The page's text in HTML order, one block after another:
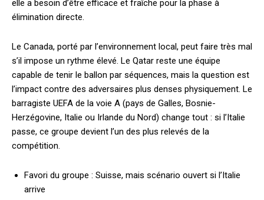
elle a besoin d’être efficace et fraîche pour la phase à
élimination directe.
Le Canada, porté par l’environnement local, peut faire très mal
s’il impose un rythme élevé. Le Qatar reste une équipe
capable de tenir le ballon par séquences, mais la question est
l’impact contre des adversaires plus denses physiquement. Le
barragiste UEFA de la voie A (pays de Galles, Bosnie-
Herzégovine, Italie ou Irlande du Nord) change tout : si l’Italie
passe, ce groupe devient l’un des plus relevés de la
compétition.
Favori du groupe : Suisse, mais scénario ouvert si l’Italie
arrive